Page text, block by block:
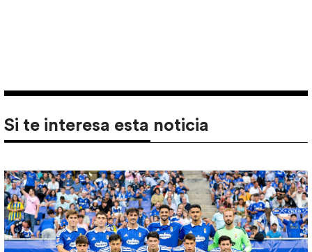
Si te interesa esta noticia